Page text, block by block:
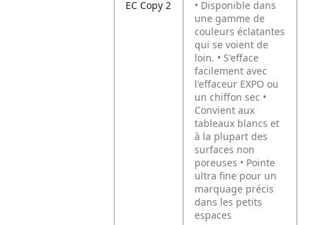
EC Copy 2
• Disponible dans
une gamme de
couleurs éclatantes
qui se voient de
loin. • S'efface
facilement avec
l'effaceur EXPO ou
un chiffon sec •
Convient aux
tableaux blancs et
à la plupart des
surfaces non
poreuses • Pointe
ultra fine pour un
marquage précis
dans les petits
espaces